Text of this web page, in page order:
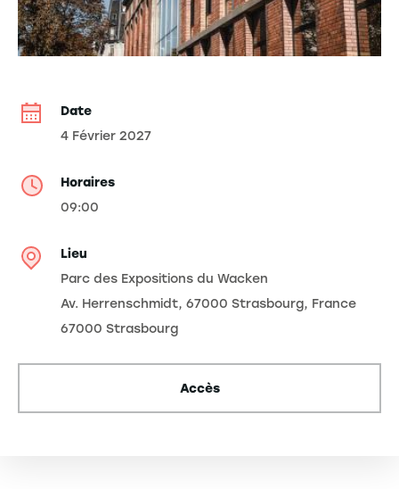
Date
4 Février 2027
Horaires
09:00
Lieu
Parc des Expositions du Wacken
Av. Herrenschmidt, 67000 Strasbourg, France
67000 Strasbourg
Accès